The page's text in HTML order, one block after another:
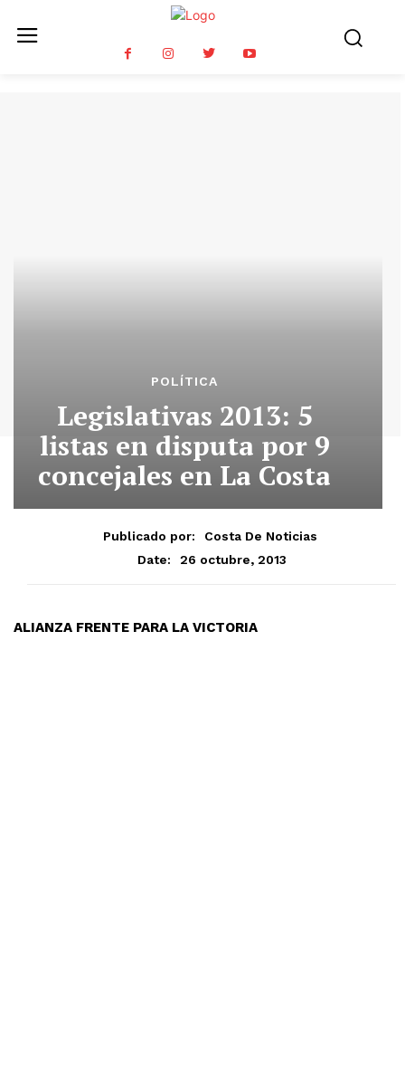
POLÍTICA
Legislativas 2013: 5
listas en disputa por 9
concejales en La Costa
Publicado por:
Costa De Noticias
Date:
26 octubre, 2013
ALIANZA FRENTE PARA LA VICTORIA